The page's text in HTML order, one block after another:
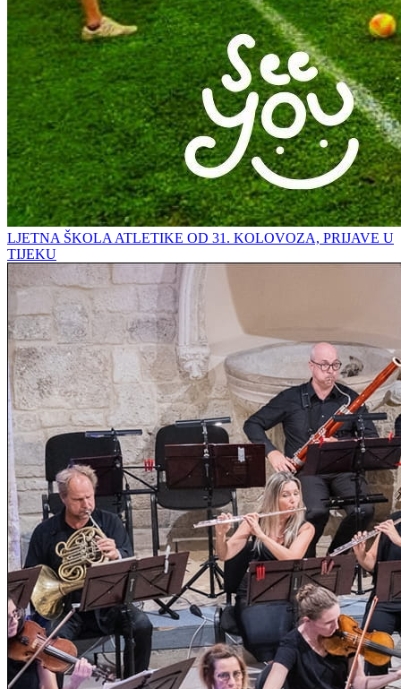
LJETNA ŠKOLA ATLETIKE OD 31. KOLOVOZA, PRIJAVE U
TIJEKU